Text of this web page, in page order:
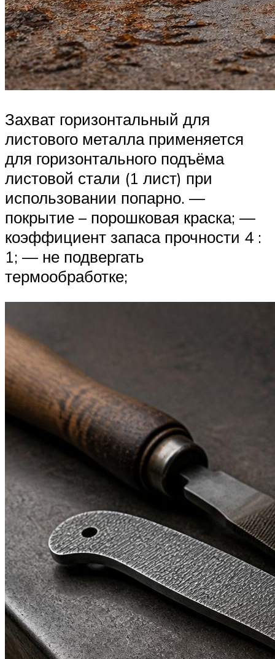
Захват горизонтальный для
листового металла применяется
для горизонтального подъёма
листовой стали (1 лист) при
использовании попарно. —
покрытие – порошковая краска; —
коэффициент запаса прочности 4 :
1; — не подвергать
термообработке;